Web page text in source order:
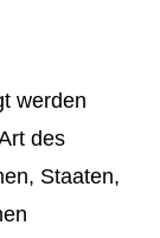
werden
des
Staaten,